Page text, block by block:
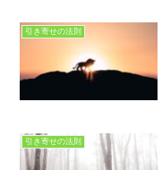
引き寄せの法則
引き寄せの法則